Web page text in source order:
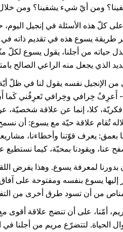
ومن أيّ شيء يشفينا؟ ومن
طريقة يسوع هذه في تقديم
حياته من أجلنا، يقول يسوع لكلّ
الذي يجعل منه الراعي الصالح
من الإنجيل نفسه يقول لنا في ظلّ
كلا، إنما عن علاقة شخصيّة،
تُقام علاقة حيّة مع يسوع: أن نسمح
بعمق: يعرف قوّتنا وأخطاءنا،
عنا، ويقودنا بمحبّة، كيما
بدورنا لمعرفة يسوع. وهذا يفرض
إليها يسوع بنفسه ومفتوحة على
مناص من أن تسود طرق أخرى من
أمّنا، على أن تنضج علاقة أقوى
الحياة. لتتضرّع مريم من أجلنا